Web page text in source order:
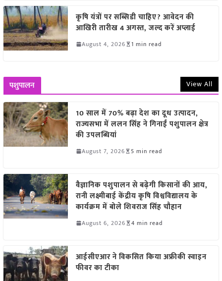
कृषि यंत्रों पर सब्सिडी चाहिए? आवेदन की
आखिरी तारीख 4 अगस्त, जल्द करें अप्लाई
August 4, 2026 1 min read
पशुपालन View All
10 साल में 70% बढ़ा देश का दूध उत्पादन,
राज्यसभा में ललन सिंह ने गिनाईं पशुपालन क्षेत्र
की उपलब्धियां
August 7, 2026 5 min read
वैज्ञानिक पशुपालन से बढ़ेगी किसानों की आय,
रानी लक्ष्मीबाई केंद्रीय कृषि विश्वविद्यालय के
कार्यक्रम में बोले शिवराज सिंह चौहान
August 6, 2026 4 min read
आईसीएआर ने विकसित किया अफ्रीकी स्वाइन
फीवर का टीका